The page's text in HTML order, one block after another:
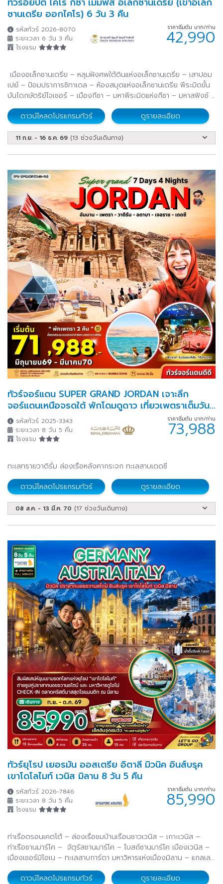
ซานเดรีย ออกไคโร) 6 วัน 3 คืน
รหัสทัวร์ 2026-8070
ระยะเวลา 6 วัน 3 คืน
โรงแรม
ราคาเริ่มต้น บาท/ท่าน
42,990
เมืองอเล็กซานเดรีย – หลุมฝังศพใต้ดินแห่งอเล็กซานเดรีย – เสาปอม
เปย์ – ป้อมปราการซิทาเดล – ห้องสมุดแห่งอเล็กซานเดรีย พีระมิดขั้น
บันไดกษัตริย์โจเซอร์ – เมืองกีซา – มหาพีระมิดแห่งกีซา – มหาสฟิงซ์ –
ตลาดข่านเอลคาลิลิ
ดาวน์โหลดโปรแกรมทัวร์
ดูรายละเอียด
11 ก.ย. - 16 ธ.ค. 69 (13 ช่วงวันเดินทาง)
ทัวร์จอร์แดน SUPER GRAND JORDAN เจาะลึก
จอร์แดนเหนือจรดใต้ พักโดมดูดาว เที่ยวเพตราเต็มวัน
จุใจรหัสทัวร์ 2025-3343
ระยะเวลา 8 วัน 5 คืน
โรงแรม
ราคาเริ่มต้น บาท/ท่าน
73,988
ทะเลทรายวาดิรั่ม ล่องเรือหลังคากระจก ทะเลสาบเดดซี
ดาวน์โหลดโปรแกรมทัวร์
ดูรายละเอียด
08 ส.ค. - 13 มี.ค. 70 (17 ช่วงวันเดินทาง)
ทัวร์ยุโรป เยอรมัน ออสเตรีย อิตาลี มิวนิค อินส์บรุค
เขาโดโลไมท์ เวนิส มิลาน 8 วัน 5 คืน
รหัสทัวร์ 2026-7846
ระยะเวลา 8 วัน 5 คืน
โรงแรม
ราคาเริ่มต้น บาท/ท่าน
85,990
ท่าเรือตรอนเคตโต้ – ล่องเรือชมบ้านเรือนชาวเวนิส – เกาะเวนิส –
ท่าเรือซานมาร์โค – จัตุรัสซานมาร์โค – โบสถ์ซานมาร์โค เมืองเวนิส –
เมืองเซอร์มิโอเน – ทะเลสาบการ์ดา มหาวิหารแห่งเมืองมิลาน – แกลเลอ
รี่ วิคเตอร์ เอ็มมานูเอล
ดาวน์โหลดโปรแกรมทัวร์
ดูรายละเอียด